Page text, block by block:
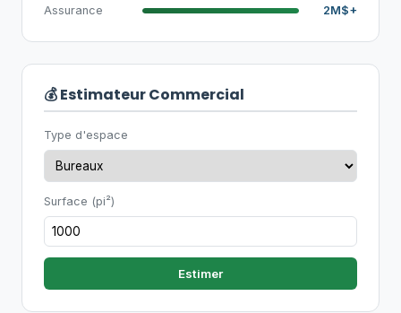
Assurance
2M$+
💰 Estimateur Commercial
Type d'espace
Surface (pi²)
Estimer